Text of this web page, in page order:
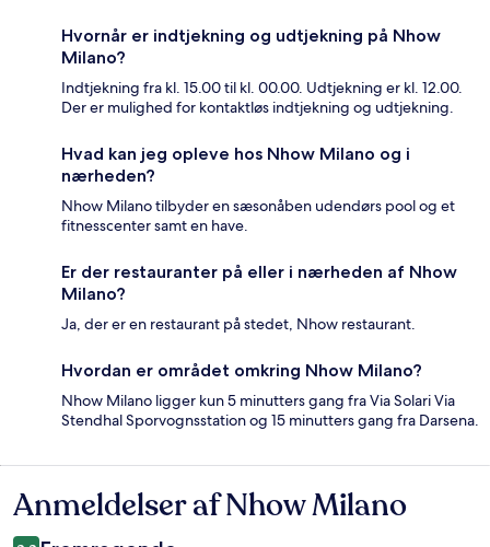
Hvornår er indtjekning og udtjekning på Nhow
Milano?
Indtjekning fra kl. 15.00 til kl. 00.00. Udtjekning er kl. 12.00.
Der er mulighed for kontaktløs indtjekning og udtjekning.
Hvad kan jeg opleve hos Nhow Milano og i
nærheden?
Nhow Milano tilbyder en sæsonåben udendørs pool og et
fitnesscenter samt en have.
Er der restauranter på eller i nærheden af Nhow
Milano?
Ja, der er en restaurant på stedet, Nhow restaurant.
Hvordan er området omkring Nhow Milano?
Nhow Milano ligger kun 5 minutters gang fra Via Solari Via
Stendhal Sporvognsstation og 15 minutters gang fra Darsena.
Anmeldelser
Anmeldelser af Nhow Milano